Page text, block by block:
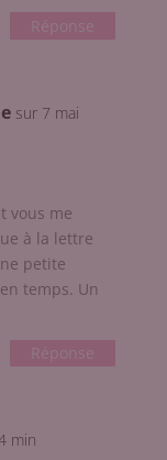
Réponse
sur 7 mai
vous me
à la lettre
petite
temps. Un
Réponse
min